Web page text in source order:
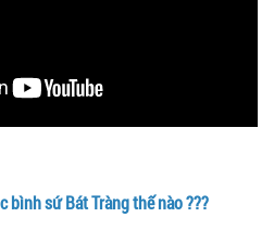
bình sứ Bát Tràng thế nào ???